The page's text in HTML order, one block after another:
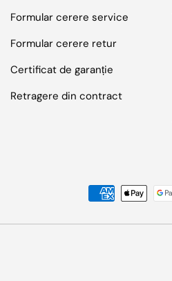
Formular cerere service
Formular cerere retur
Certificat de garanție
Retragere din contract